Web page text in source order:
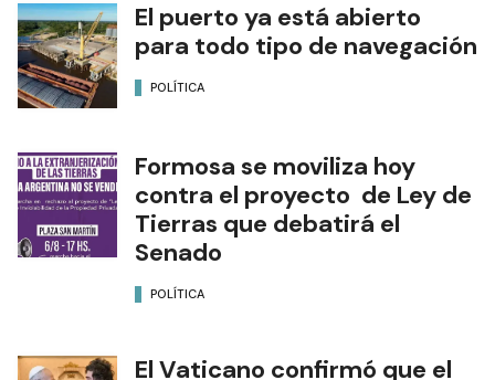
El puerto ya está abierto
para todo tipo de navegación
POLÍTICA
Formosa se moviliza hoy
contra el proyecto de Ley de
Tierras que debatirá el
Senado
POLÍTICA
El Vaticano confirmó que el